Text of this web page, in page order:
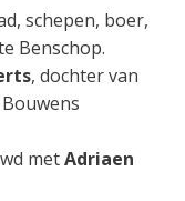
schepen, boer,
Benschop.
, dochter van
metAdriaen